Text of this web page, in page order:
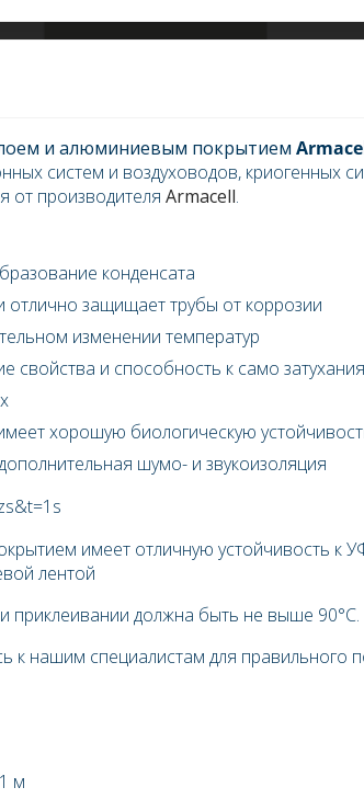
и алюминиевым покрытием
систем и воздуховодов, криогенных
от производителя Armacell.
конденсата
отлично защищает трубы от коррозии
изменении температур
и способность к само затухания
хорошую биологическую
шумо- и звукоизоляция
имеет отличную устойчивость к
лентой
приклеивании должна быть не выше 90°С.
к нашим специалистам для правильного
м